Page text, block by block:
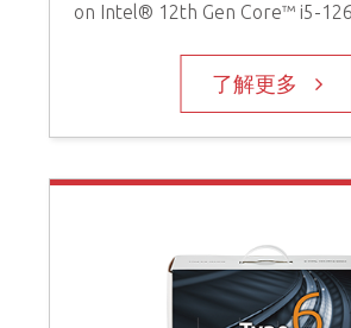
on Intel® 12th Gen Core™ i5-
了解更多